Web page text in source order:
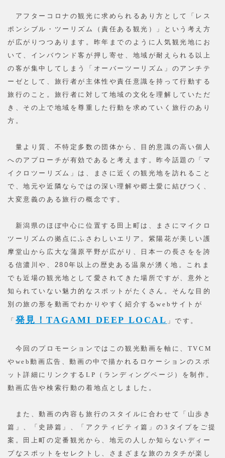
アフターコロナの観光に求められるあり方として「レス
ポンシブル・ツーリズム（責任ある観光）」という考え方
が広がりつつあります。昨年までのように人気観光地にお
いて、インバウンド客が押し寄せ、地域が耐えられる以上
の客が集中してしまう「オーバーツーリズム」のアンチテ
ーゼとして、旅行者が主体性や責任意識を持って行動する
旅行のこと。旅行者に対して地域の文化を理解していただ
き、その上で地域を尊重した行動を求めていく旅行のあり
方。
量より質、不特定多数の団体から、目的意識の高い個人
へのアプローチが有効であると考えます。昨今話題の「マ
イクロツーリズム」は、まさに近くの観光地を訪れること
で、地元や近隣ならではの深い理解や郷土愛に結びつく、
大変意義のある旅行の概念です。
新潟県のほぼ中心に位置する田上町は、まさにマイクロ
ツーリズムの拠点にふさわしいエリア。紫陽花が美しい護
摩堂山から広大な蒲原平野が広がり、日本一の長さをを誇
る信濃川や、280年以上の歴史ある温泉が湧く地。これま
でも近場の観光地として愛されてきた場所ですが、意外と
知られていない魅力的なスポットがたくさん。そんな目的
別の旅の形を動画でわかりやすく紹介するwebサイトが
「 発見！TAGAMI DEEP LOCAL 」です。
今回のプロモーションではこの観光動画を軸に、TVCM
やweb動画広告、動画の中で描かれるロケーションのスポ
ット詳細にリンクするLP（ランディングページ）を制作。
動画広告や検索行動の着地点としました。
また、動画の内容も旅行のスタイルに合わせて「山歩き
篇」、「史跡篇」、「アクティビティ篇」の3タイプをご提
案。田上町の定番観光から、地元の人しか知らないディー
プなスポットをセレクトし、さまざまな旅のカタチが楽し